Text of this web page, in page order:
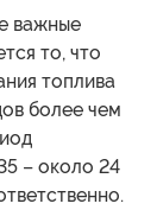
важные
то, что
топлива
более чем
– около 24